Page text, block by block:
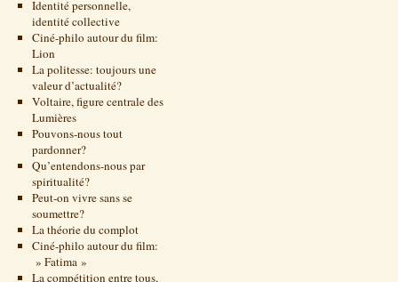
Identité personnelle,
identité collective
Ciné-philo autour du film:
Lion
La politesse: toujours une
valeur d’actualité?
Voltaire, figure centrale des
Lumières
Pouvons-nous tout
pardonner?
Qu’entendons-nous par
spiritualité?
Peut-on vivre sans se
soumettre?
La théorie du complot
Ciné-philo autour du film:
» Fatima »
La compétition entre tous,